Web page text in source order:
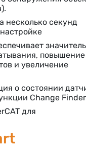
несколько секунд
повышение
и увеличение
о состоянии
Change Finder
для